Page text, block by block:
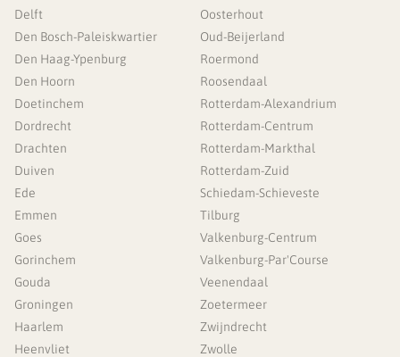
Delft
Den Bosch-Paleiskwartier
Den Haag-Ypenburg
Den Hoorn
Doetinchem
Dordrecht
Drachten
Duiven
Ede
Emmen
Goes
Gorinchem
Gouda
Groningen
Haarlem
Heenvliet
Oosterhout
Oud-Beijerland
Roermond
Roosendaal
Rotterdam-Alexandrium
Rotterdam-Centrum
Rotterdam-Markthal
Rotterdam-Zuid
Schiedam-Schieveste
Tilburg
Valkenburg-Centrum
Valkenburg-Par'Course
Veenendaal
Zoetermeer
Zwijndrecht
Zwolle